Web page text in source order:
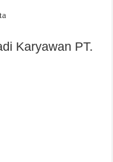
Karyawan PT.